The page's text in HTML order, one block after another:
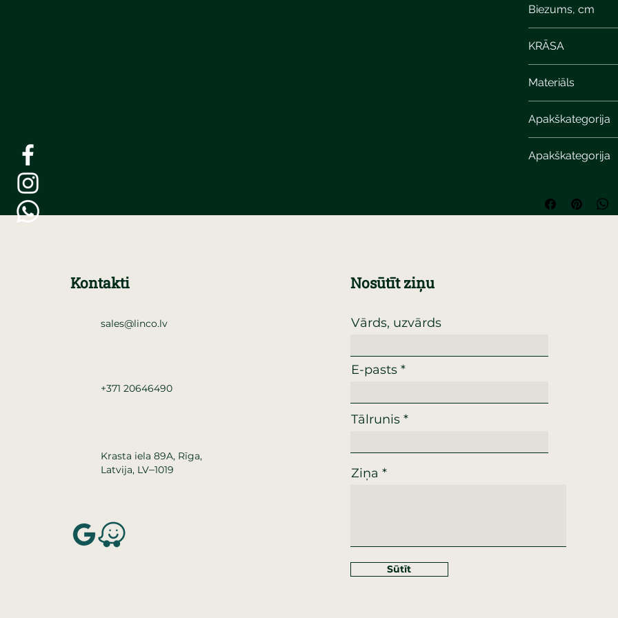
Biezums, cm
KRĀSA
Materiāls
Apakškategorija
Apakškategorija
Kontakti
sales@linco.lv
+371 20646490
Krasta iela 89A, Rīga,
Latvija, LV–1019
Nosūtīt ziņu
Vārds, uzvārds
E-pasts
Tālrunis
Ziņa
Sūtīt